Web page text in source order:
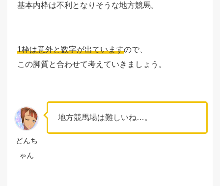
基本内枠は不利となりそうな地方競馬。
1枠は意外と数字が出ていますので、
この脚質と合わせて考えていきましょう。
どんち
ゃん
地方競馬場は難しいね…。